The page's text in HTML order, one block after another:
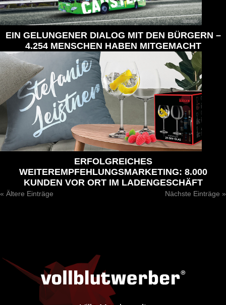
EIN GELUNGENER DIALOG MIT DEN BÜRGERN –
4.254 MENSCHEN HABEN MITGEMACHT
ERFOLGREICHES
WEITEREMPFEHLUNGSMARKETING: 8.000
KUNDEN VOR ORT IM LADENGESCHÄFT
« Ältere Einträge Nächste Einträge »